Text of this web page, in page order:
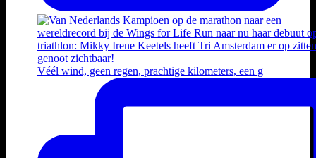
Véél wind, geen regen, prachtige kilometers, een g